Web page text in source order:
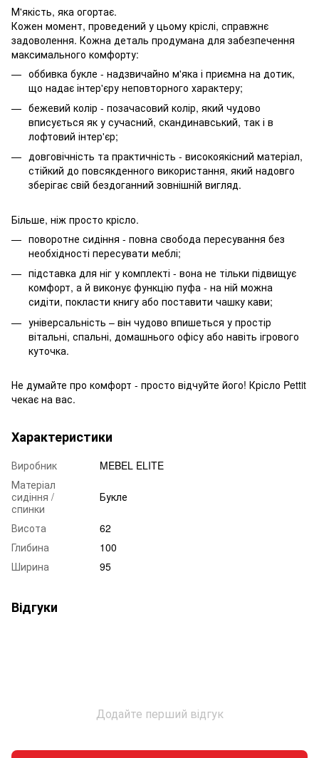
М'якість, яка огортає.
Кожен момент, проведений у цьому кріслі, справжнє
задоволення. Кожна деталь продумана для забезпечення
максимального комфорту:
оббивка букле - надзвичайно м'яка і приємна на дотик,
що надає інтер'єру неповторного характеру;
бежевий колір - позачасовий колір, який чудово
вписується як у сучасний, скандинавський, так і в
лофтовий інтер'єр;
довговічність та практичність - високоякісний матеріал,
стійкий до повсякденного використання, який надовго
зберігає свій бездоганний зовнішній вигляд.
Більше, ніж просто крісло.
поворотне сидіння - повна свобода пересування без
необхідності пересувати меблі;
підставка для ніг у комплекті - вона не тільки підвищує
комфорт, а й виконує функцію пуфа - на ній можна
сидіти, покласти книгу або поставити чашку кави;
універсальність – він чудово впишеться у простір
вітальні, спальні, домашнього офісу або навіть ігрового
куточка.
Не думайте про комфорт - просто відчуйте його! Крісло Pettit
чекає на вас.
Характеристики
Виробник
MEBEL ELITE
Матеріал
сидіння /
спинки
Букле
Висота
62
Глибина
100
Ширина
95
Відгуки
Додайте перший відгук